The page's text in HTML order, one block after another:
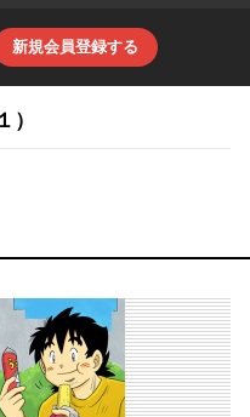
新規会員登録する